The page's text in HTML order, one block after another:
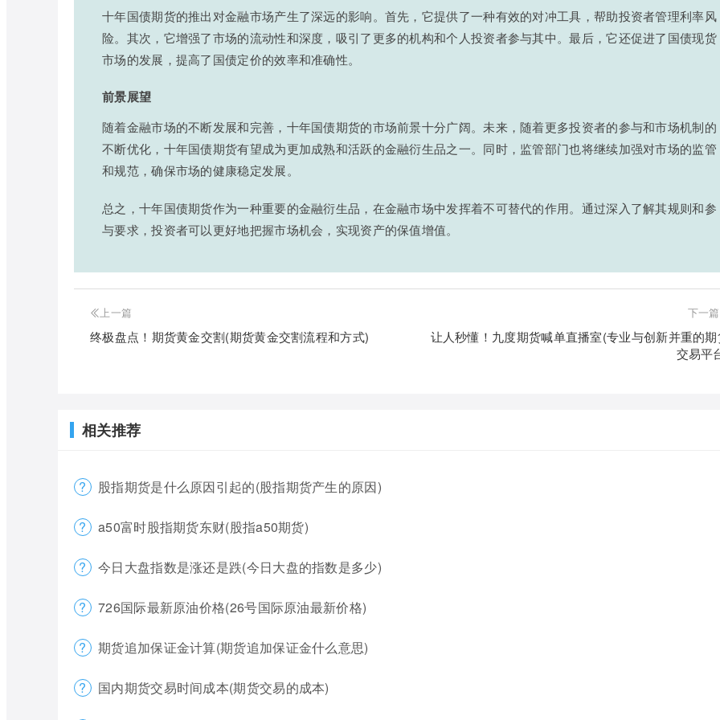
十年国债期货的推出对金融市场产生了深远的影响。首先，它提供了一种有效的对冲工具，帮助投资者管理利率风
险。其次，它增强了市场的流动性和深度，吸引了更多的机构和个人投资者参与其中。最后，它还促进了国债现货
市场的发展，提高了国债定价的效率和准确性。
前景展望
随着金融市场的不断发展和完善，十年国债期货的市场前景十分广阔。未来，随着更多投资者的参与和市场机制的
不断优化，十年国债期货有望成为更加成熟和活跃的金融衍生品之一。同时，监管部门也将继续加强对市场的监管
和规范，确保市场的健康稳定发展。
总之，十年国债期货作为一种重要的金融衍生品，在金融市场中发挥着不可替代的作用。通过深入了解其规则和参
与要求，投资者可以更好地把握市场机会，实现资产的保值增值。
上一篇
终极盘点！期货黄金交割(期货黄金交割流程和方式)
下一篇
让人秒懂！九度期货喊单直播室(专业与创新并重的
交易平
相关推荐
股指期货是什么原因引起的(股指期货产生的原因)
a50富时股指期货东财(股指a50期货)
今日大盘指数是涨还是跌(今日大盘的指数是多少)
726国际最新原油价格(26号国际原油最新价格)
期货追加保证金计算(期货追加保证金什么意思)
国内期货交易时间成本(期货交易的成本)